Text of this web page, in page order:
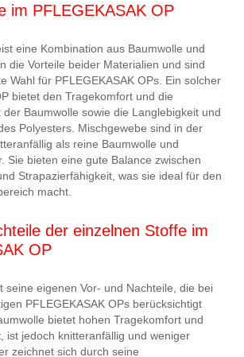
im PFLEGEKASAK OP
eine Kombination aus Baumwolle und
die Vorteile beider Materialien und sind
Wahl für PFLEGEKASAK OPs. Ein solcher
bietet den Tragekomfort und die
der Baumwolle sowie die Langlebigkeit und
Polyesters. Mischgewebe sind in der
als reine Baumwolle und
Sie bieten eine gute Balance zwischen
Strapazierfähigkeit, was sie ideal für den
macht.
der einzelnen Stoffe im
OP
seine eigenen Vor- und Nachteile, die bei
PFLEGEKASAK OPs berücksichtigt
bietet hohen Tragekomfort und
ist jedoch knitteranfällig und weniger
zeichnet sich durch seine